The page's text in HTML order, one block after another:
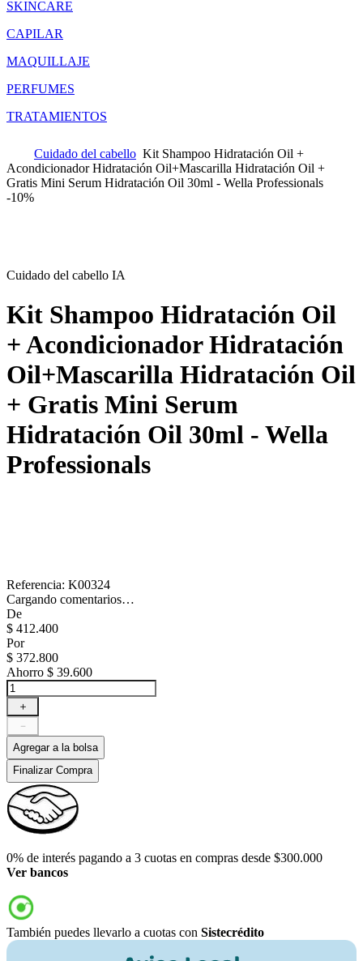
SKINCARE
CAPILAR
MAQUILLAJE
PERFUMES
TRATAMIENTOS
Cuidado del cabello Kit Shampoo Hidratación Oil +
Acondicionador Hidratación Oil+Mascarilla Hidratación Oil +
Gratis Mini Serum Hidratación Oil 30ml - Wella Professionals
-10%
Cuidado del cabello IA
Kit Shampoo Hidratación Oil
+ Acondicionador Hidratación
Oil+Mascarilla Hidratación Oil
+ Gratis Mini Serum
Hidratación Oil 30ml - Wella
Professionals
Referencia: K00324
Cargando comentarios…
De
$ 412.400
Por
$ 372.800
Ahorro $ 39.600
＋
－
Agregar a la bolsa
Finalizar Compra
0% de interés pagando a 3 cuotas en compras desde $300.000
Ver bancos
También puedes llevarlo a cuotas con Sistecrédito